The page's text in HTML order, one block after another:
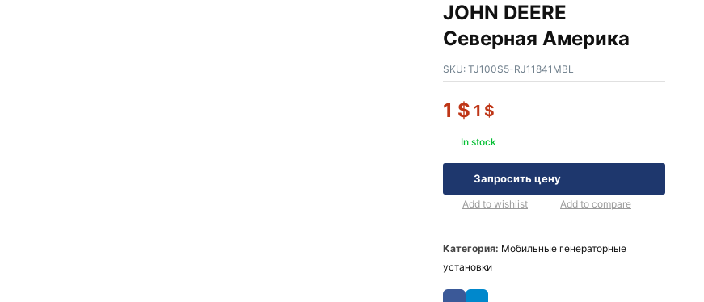
JOHN DEERE
Северная Америка
SKU: TJ100S5-RJ11841MBL
1 $ 1 $
In stock
Запросить цену
Add to wishlist Add to compare
Категория: Мобильные генераторные
установки